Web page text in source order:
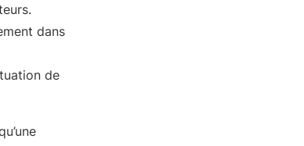
dans
de